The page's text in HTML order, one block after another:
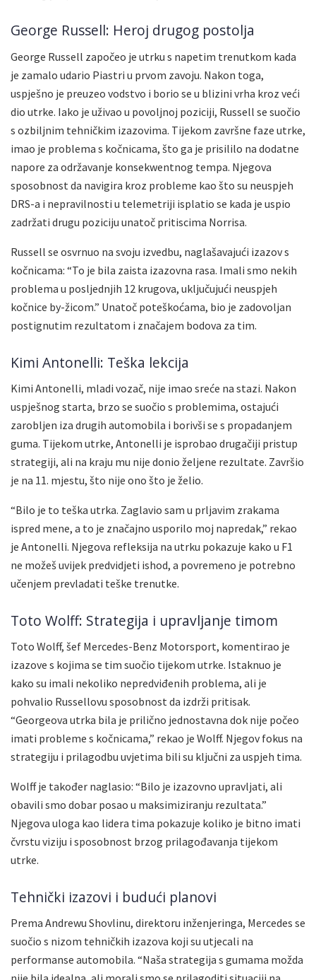
George Russell: Heroj drugog postolja
George Russell započeo je utrku s napetim trenutkom kada
je zamalo udario Piastri u prvom zavoju. Nakon toga,
uspješno je preuzeo vodstvo i borio se u blizini vrha kroz veći
dio utrke. Iako je uživao u povoljnoj poziciji, Russell se suočio
s ozbiljnim tehničkim izazovima. Tijekom završne faze utrke,
imao je problema s kočnicama, što ga je prisililo na dodatne
napore za održavanje konsekwentnog tempa. Njegova
sposobnost da navigira kroz probleme kao što su neuspjeh
DRS-a i nepravilnosti u telemetriji isplatio se kada je uspio
zadržati drugu poziciju unatoč pritiscima Norrisa.
Russell se osvrnuo na svoju izvedbu, naglašavajući izazov s
kočnicama: “To je bila zaista izazovna rasa. Imali smo nekih
problema u posljednjih 12 krugova, uključujući neuspjeh
kočnice by-žicom.” Unatoč poteškoćama, bio je zadovoljan
postignutim rezultatom i značajem bodova za tim.
Kimi Antonelli: Teška lekcija
Kimi Antonelli, mladi vozač, nije imao sreće na stazi. Nakon
uspješnog starta, brzo se suočio s problemima, ostajući
zarobljen iza drugih automobila i borivši se s propadanjem
guma. Tijekom utrke, Antonelli je isprobao drugačiji pristup
strategiji, ali na kraju mu nije donio željene rezultate. Završio
je na 11. mjestu, što nije ono što je želio.
“Bilo je to teška utrka. Zaglavio sam u prljavim zrakama
ispred mene, a to je značajno usporilo moj napredak,” rekao
je Antonelli. Njegova refleksija na utrku pokazuje kako u F1
ne možeš uvijek predvidjeti ishod, a povremeno je potrebno
učenjem prevladati teške trenutke.
Toto Wolff: Strategija i upravljanje timom
Toto Wolff, šef Mercedes-Benz Motorsport, komentirao je
izazove s kojima se tim suočio tijekom utrke. Istaknuo je
kako su imali nekoliko nepredviđenih problema, ali je
pohvalio Russellovu sposobnost da izdrži pritisak.
“Georgeova utrka bila je prilično jednostavna dok nije počeo
imati probleme s kočnicama,” rekao je Wolff. Njegov fokus na
strategiju i prilagodbu uvjetima bili su ključni za uspjeh tima.
Wolff je također naglasio: “Bilo je izazovno upravljati, ali
obavili smo dobar posao u maksimiziranju rezultata.”
Njegova uloga kao lidera tima pokazuje koliko je bitno imati
čvrstu viziju i sposobnost brzog prilagođavanja tijekom
utrke.
Tehnički izazovi i budući planovi
Prema Andrewu Shovlinu, direktoru inženjeringa, Mercedes se
suočio s nizom tehničkih izazova koji su utjecali na
performanse automobila. “Naša strategija s gumama možda